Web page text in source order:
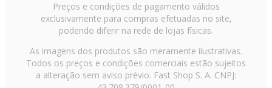
Preços e condições de pagamento válidos
exclusivamente para compras efetuadas no site,
podendo diferir na rede de lojas físicas.
As imagens dos produtos são meramente ilustrativas.
Todos os preços e condições comerciais estão sujeitos
a alteração sem aviso prévio. Fast Shop S. A. CNPJ: